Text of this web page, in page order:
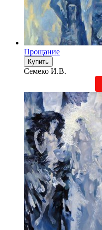
Прощание
Купить
Семеко И.В.